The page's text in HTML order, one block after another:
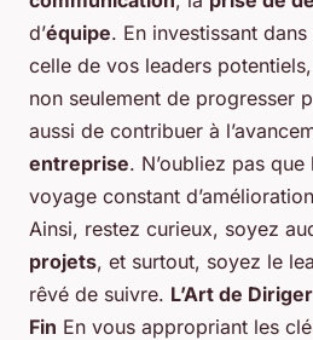
d’équipe. En investissant
celle de vos leaders
non seulement de progresser
aussi de contribuer à
entreprise. N’oubliez pas
voyage constant
Ainsi, restez curieux, soyez
projets, et surtout, soyez le
rêvé de suivre. L’Art de
Fin En vous appropriant les